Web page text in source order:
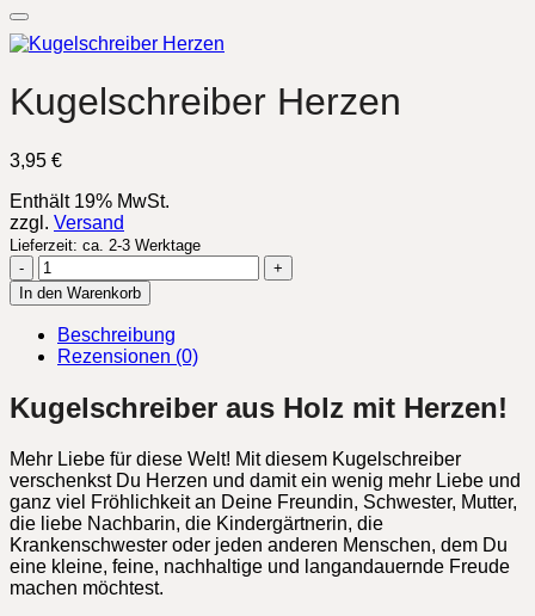
Kugelschreiber Herzen
3,95 €
Enthält 19% MwSt.
zzgl. Versand
Lieferzeit: ca. 2-3 Werktage
Kugelschreiber
Herzen
Menge
In den Warenkorb
Beschreibung
Rezensionen (0)
Kugelschreiber aus Holz mit Herzen!
Mehr Liebe für diese Welt! Mit diesem Kugelschreiber
verschenkst Du Herzen und damit ein wenig mehr Liebe und
ganz viel Fröhlichkeit an Deine Freundin, Schwester, Mutter,
die liebe Nachbarin, die Kindergärtnerin, die
Krankenschwester oder jeden anderen Menschen, dem Du
eine kleine, feine, nachhaltige und langandauernde Freude
machen möchtest.